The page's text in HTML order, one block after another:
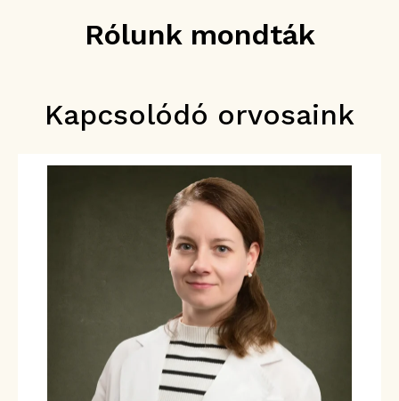
Rólunk mondták
Kapcsolódó orvosaink